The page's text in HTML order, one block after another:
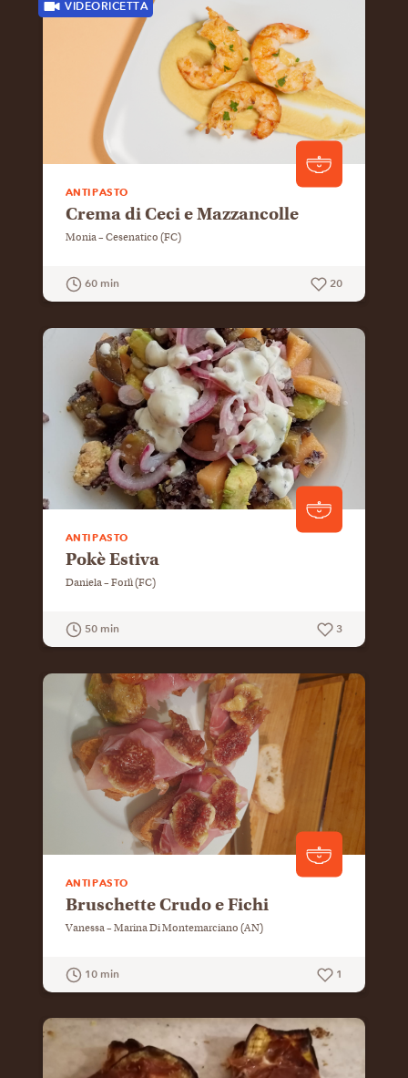
VIDEORICETTA
ANTIPASTO
Crema di Ceci e Mazzancolle
Monia – Cesenatico (FC)
60 min 20
ANTIPASTO
Pokè Estiva
Daniela – Forlì (FC)
50 min 3
ANTIPASTO
Bruschette Crudo e Fichi
Vanessa – Marina Di Montemarciano (AN)
10 min 1